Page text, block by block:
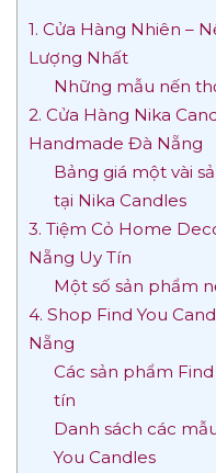
1. Cửa Hàng Nhiên –
Lượng Nhất
Những mẫu nến
2. Cửa Hàng Nika
Handmade Đà Nẵng
Bảng giá một vài
tại Nika Candles
3. Tiệm Cỏ Home
Nẵng Uy Tín
Một số sản phẩm
4. Shop Find You
Nẵng
Các sản phẩm
tín
Danh sách các
You Candles